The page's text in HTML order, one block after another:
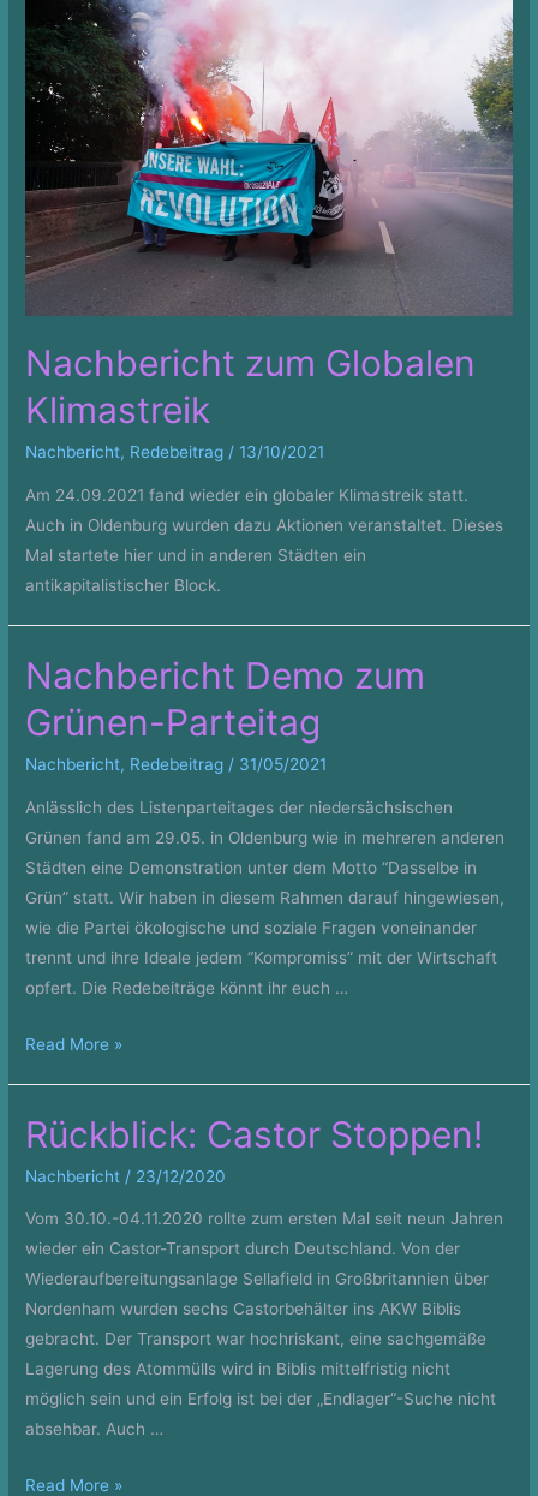
Nachbericht zum Globalen
Klimastreik
Nachbericht, Redebeitrag / 13/10/2021
Am 24.09.2021 fand wieder ein globaler Klimastreik statt.
Auch in Oldenburg wurden dazu Aktionen veranstaltet. Dieses
Mal startete hier und in anderen Städten ein
antikapitalistischer Block.
Nachbericht Demo zum
Grünen-Parteitag
Nachbericht, Redebeitrag / 31/05/2021
Anlässlich des Listenparteitages der niedersächsischen
Grünen fand am 29.05. in Oldenburg wie in mehreren anderen
Städten eine Demonstration unter dem Motto “Dasselbe in
Grün” statt. Wir haben in diesem Rahmen darauf hingewiesen,
wie die Partei ökologische und soziale Fragen voneinander
trennt und ihre Ideale jedem “Kompromiss” mit der Wirtschaft
opfert. Die Redebeiträge könnt ihr euch …
Nachbericht
Grünen-
Read More »
Rückblick: Castor Stoppen!
Nachbericht / 23/12/2020
Vom 30.10.-04.11.2020 rollte zum ersten Mal seit neun Jahren
wieder ein Castor-Transport durch Deutschland. Von der
Wiederaufbereitungsanlage Sellafield in Großbritannien über
Nordenham wurden sechs Castorbehälter ins AKW Biblis
gebracht. Der Transport war hochriskant, eine sachgemäße
Lagerung des Atommülls wird in Biblis mittelfristig nicht
möglich sein und ein Erfolg ist bei der „Endlager“-Suche nicht
absehbar. Auch …
Rückblick:
Read More »